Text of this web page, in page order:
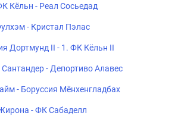
Кёльн - Реал Сосьедад
- Кристал Пэлас
Дортмунд II - 1. ФК Кёльн II
Сантандер - Депортиво Алавес
- Боруссия Мёнхенгладбах
- ФК Сабаделл